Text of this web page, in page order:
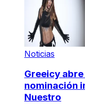
Noticias
Greeicy
nominación
Nuestro